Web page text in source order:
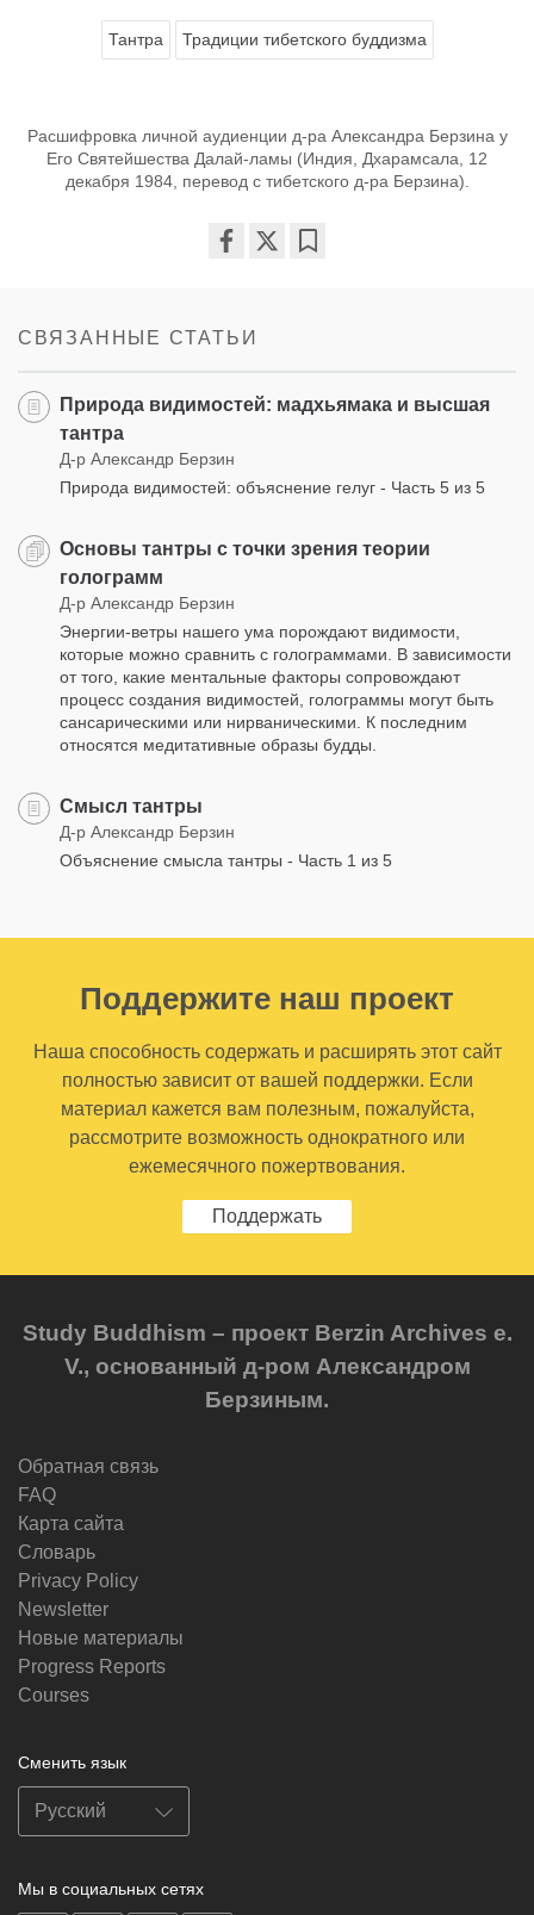
Тантра Традиции тибетского буддизма
Расшифровка личной аудиенции д-ра Александра Берзина у
Его Святейшества Далай-ламы (Индия, Дхарамсала, 12
декабря 1984, перевод с тибетского д-ра Берзина).
СВЯЗАННЫЕ СТАТЬИ
Природа видимостей: мадхьямака и высшая
тантра
Д-р Александр Берзин
Природа видимостей: объяснение гелуг - Часть 5 из 5
Основы тантры с точки зрения теории
голограмм
Д-р Александр Берзин
Энергии-ветры нашего ума порождают видимости,
которые можно сравнить с голограммами. В зависимости
от того, какие ментальные факторы сопровождают
процесс создания видимостей, голограммы могут быть
сансарическими или нирваническими. К последним
относятся медитативные образы будды.
Смысл тантры
Д-р Александр Берзин
Объяснение смысла тантры - Часть 1 из 5
Поддержите наш проект
Наша способность содержать и расширять этот сайт
полностью зависит от вашей поддержки. Если
материал кажется вам полезным, пожалуйста,
рассмотрите возможность однократного или
ежемесячного пожертвования.
Поддержать
Study Buddhism – проект Berzin Archives e.
V., основанный д-ром Александром
Берзиным.
Обратная связь
FAQ
Карта сайта
Словарь
Privacy Policy
Newsletter
Новые материалы
Progress Reports
Courses
Сменить язык
Мы в социальных сетях